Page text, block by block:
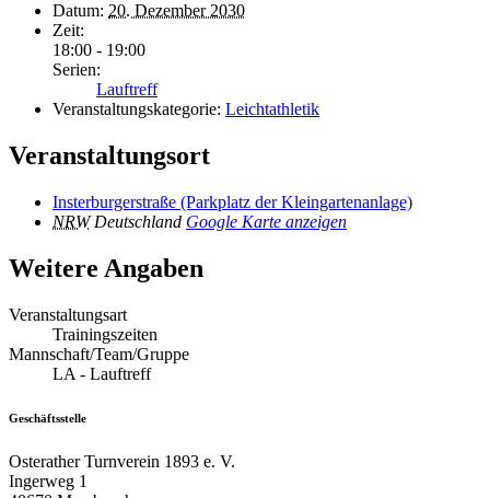
Datum: 20. Dezember 2030
Zeit:
18:00 - 19:00
Serien:
Lauftreff
Veranstaltungskategorie: Leichtathletik
Veranstaltungsort
Insterburgerstraße (Parkplatz der Kleingartenanlage)
NRW Deutschland Google Karte anzeigen
Weitere Angaben
Veranstaltungsart
Trainingszeiten
Mannschaft/Team/Gruppe
LA - Lauftreff
Geschäftsstelle
Osterather Turnverein 1893 e. V.
Ingerweg 1